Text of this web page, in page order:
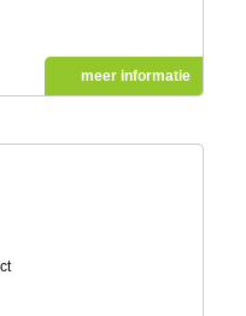
meer informatie